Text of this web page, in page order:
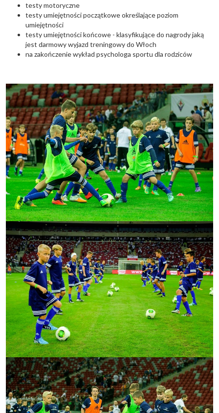
testy motoryczne
testy umiejętności początkowe określające poziom
umiejętności
testy umiejętności końcowe - klasyfikujące do nagrody jaką
jest darmowy wyjazd treningowy do Włoch
na zakończenie wykład psychologa sportu dla rodziców